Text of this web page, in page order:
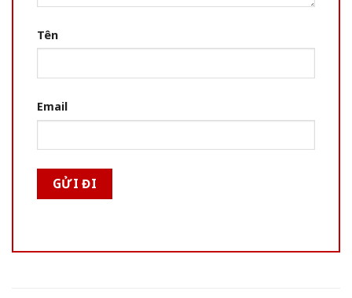
Tên
Email